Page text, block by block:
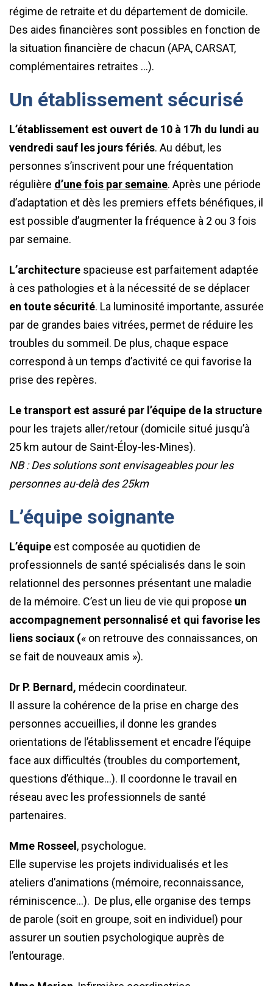
régime de retraite et du département de domicile.
Des aides financières sont possibles en fonction de
la situation financière de chacun (APA, CARSAT,
complémentaires retraites …).
Un établissement sécurisé
L’établissement est ouvert de 10 à 17h du lundi au
vendredi sauf les jours fériés. Au début, les
personnes s’inscrivent pour une fréquentation
régulière d’une fois par semaine. Après une période
d’adaptation et dès les premiers effets bénéfiques, il
est possible d’augmenter la fréquence à 2 ou 3 fois
par semaine.
L’architecture spacieuse est parfaitement adaptée
à ces pathologies et à la nécessité de se déplacer
en toute sécurité. La luminosité importante, assurée
par de grandes baies vitrées, permet de réduire les
troubles du sommeil. De plus, chaque espace
correspond à un temps d’activité ce qui favorise la
prise des repères.
Le transport est assuré par l’équipe de la structure
pour les trajets aller/retour (domicile situé jusqu’à
25 km autour de Saint-Éloy-les-Mines).
NB : Des solutions sont envisageables pour les
personnes au-delà des 25km
L’équipe soignante
L’équipe est composée au quotidien de
professionnels de santé spécialisés dans le soin
relationnel des personnes présentant une maladie
de la mémoire. C’est un lieu de vie qui propose un
accompagnement personnalisé et qui favorise les
liens sociaux (« on retrouve des connaissances, on
se fait de nouveaux amis »).
Dr P. Bernard, médecin coordinateur.
Il assure la cohérence de la prise en charge des
personnes accueillies, il donne les grandes
orientations de l’établissement et encadre l’équipe
face aux difficultés (troubles du comportement,
questions d’éthique…). Il coordonne le travail en
réseau avec les professionnels de santé
partenaires.
Mme Rosseel , psychologue.
Elle supervise les projets individualisés et les
ateliers d’animations (mémoire, reconnaissance,
réminiscence…). De plus, elle organise des temps
de parole (soit en groupe, soit en individuel) pour
assurer un soutien psychologique auprès de
l’entourage.